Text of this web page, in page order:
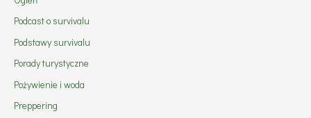
Podcast o survivalu
Podstawy survivalu
Porady turystyczne
Pożywienie i woda
Preppering